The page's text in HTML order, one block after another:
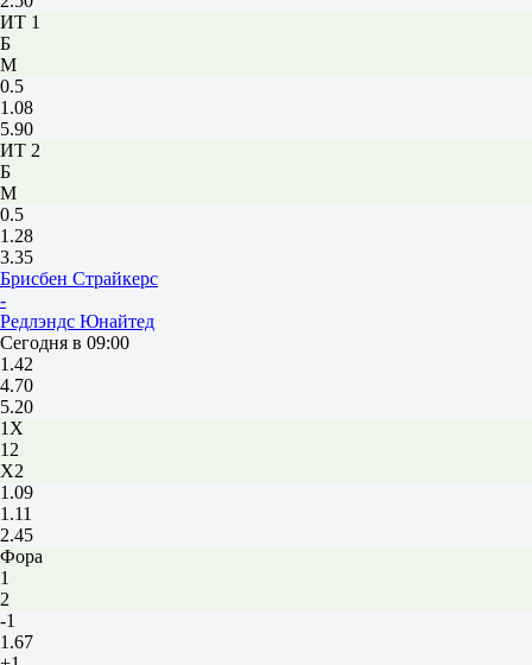
ИТ 1
Б
М
0.5
1.08
5.90
ИТ 2
Б
М
0.5
1.28
3.35
Брисбен Страйкерс
-
Редлэндс Юнайтед
Сегодня в 09:00
1.42
4.70
5.20
1X
12
X2
1.09
1.11
2.45
Фора
1
2
-1
1.67